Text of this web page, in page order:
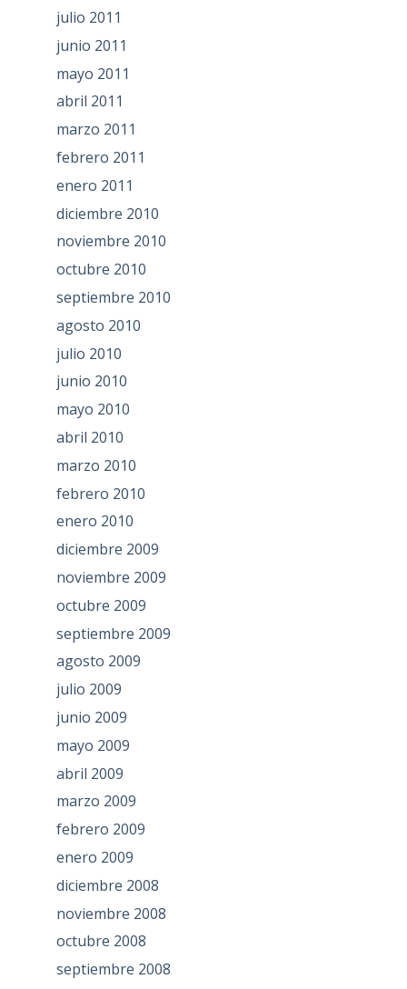
julio 2011
junio 2011
mayo 2011
abril 2011
marzo 2011
febrero 2011
enero 2011
diciembre 2010
noviembre 2010
octubre 2010
septiembre 2010
agosto 2010
julio 2010
junio 2010
mayo 2010
abril 2010
marzo 2010
febrero 2010
enero 2010
diciembre 2009
noviembre 2009
octubre 2009
septiembre 2009
agosto 2009
julio 2009
junio 2009
mayo 2009
abril 2009
marzo 2009
febrero 2009
enero 2009
diciembre 2008
noviembre 2008
octubre 2008
septiembre 2008